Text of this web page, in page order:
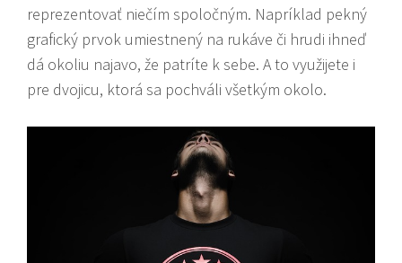
reprezentovať niečím spoločným. Napríklad pekný
grafický prvok umiestnený na rukáve či hrudi ihneď
dá okoliu najavo, že patríte k sebe. A to využijete i
pre dvojicu, ktorá sa pochváli všetkým okolo.